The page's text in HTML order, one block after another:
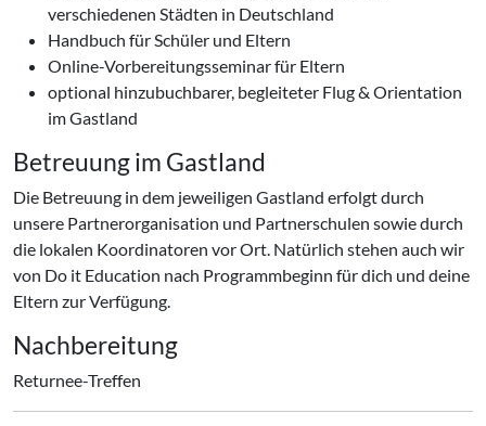
verschiedenen Städten in Deutschland
Handbuch für Schüler und Eltern
Online-Vorbereitungsseminar für Eltern
optional hinzubuchbarer, begleiteter Flug & Orientation
im Gastland
Betreuung im Gastland
Die Betreuung in dem jeweiligen Gastland erfolgt durch
unsere Partnerorganisation und Partnerschulen sowie durch
die lokalen Koordinatoren vor Ort. Natürlich stehen auch wir
von Do it Education nach Programmbeginn für dich und deine
Eltern zur Verfügung.
Nachbereitung
Returnee-Treffen